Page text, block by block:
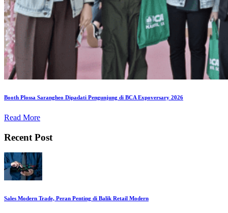
Booth Plossa Sarangheo Dipadati Pengunjung di BCA Expoversary 2026
Read More
Recent Post
Sales Modern Trade, Peran Penting di Balik Retail Modern